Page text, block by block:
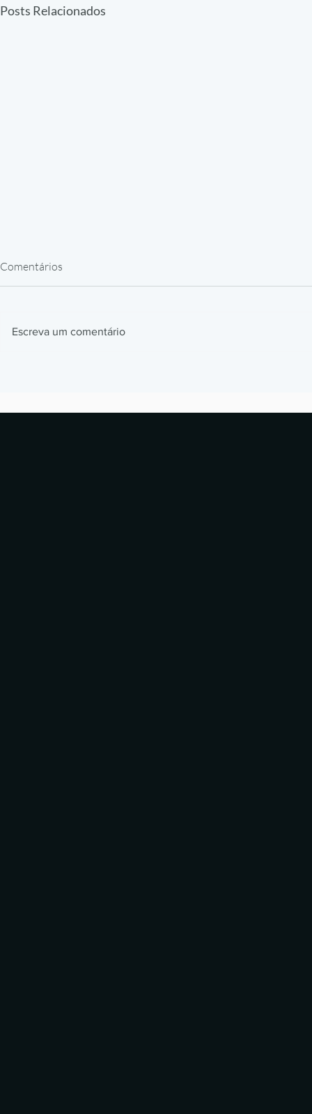
Posts Relacionados
Comentários
Escreva um comentário